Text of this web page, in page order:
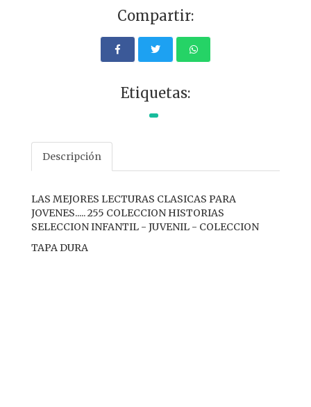
Compartir:
Etiquetas:
Descripción
LAS MEJORES LECTURAS CLASICAS PARA
JOVENES..... 255 COLECCION HISTORIAS
SELECCION INFANTIL - JUVENIL - COLECCION
TAPA DURA